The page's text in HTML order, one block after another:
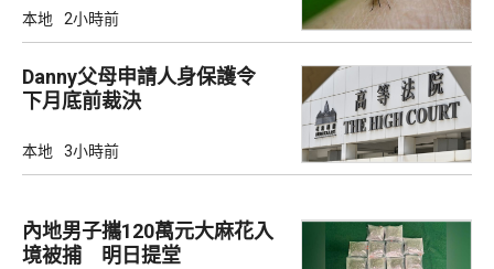
本地 2小時前
Danny父母申請人身保護令
下月底前裁決
本地 3小時前
內地男子攜120萬元大麻花入
境被捕 明日提堂